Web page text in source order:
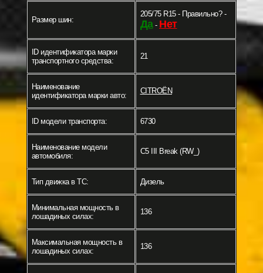
Размер шин:
205/75 R15 - Правильно? -
Да- Нет
ID идентификатора марки
транспортного средства:
21
Наименование
идентификатора марки авто:
CITROËN
ID модели транспорта: 6730
Наименование модели
автомобиля:
C5 III Break (RW_)
Тип движка в ТС: Дизель
Минимальная мощность в
лошадиных силах:
136
Максимальная мощность в
лошадиных силах:
136